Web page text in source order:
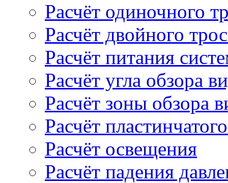
Расчёт одиночного
Расчёт двойного
Расчёт питания
Расчёт угла обзора
Расчёт зоны обзора
Расчёт
Расчёт освещения
Расчёт падения